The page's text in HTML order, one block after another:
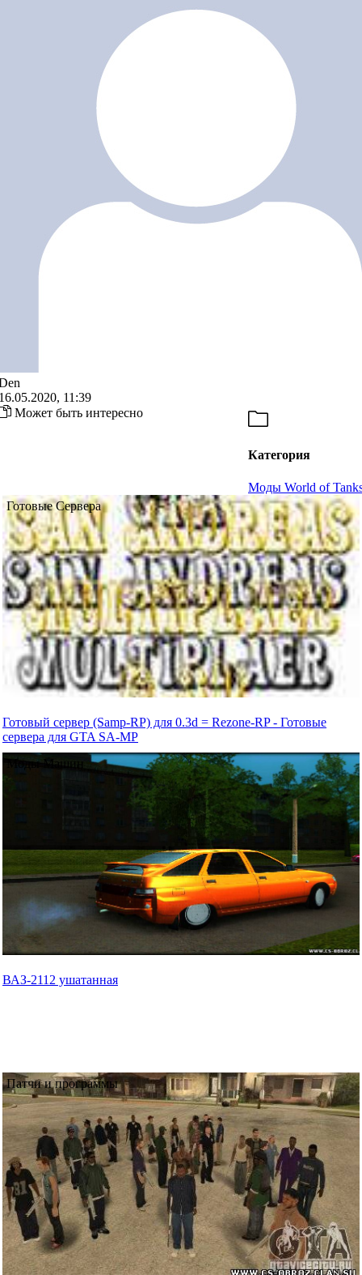
11:39
Категория
Моды World of
Может быть интересно
Готовые Сервера
Готовый сервер (Samp-RP) для 0.3d = Rezone-RP - Готовые
сервера для GTA SA-MP
Моды Машин
ВАЗ-2112 ушатанная
Патчи и программы